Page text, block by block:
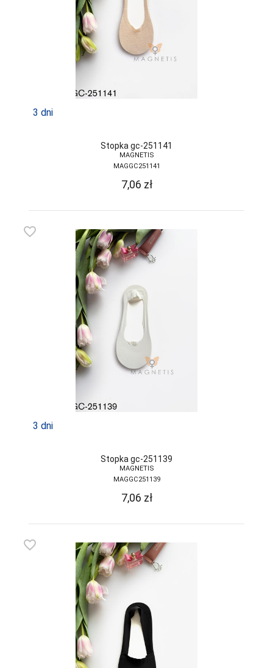
3 dni
Stopka gc-251141
MAGNETIS
MAGGC251141
7,06 zł
favorite_border
3 dni
Stopka gc-251139
MAGNETIS
MAGGC251139
7,06 zł
favorite_border